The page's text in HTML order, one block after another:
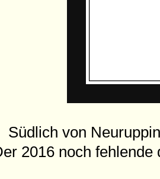
Südlich von
2016 noch